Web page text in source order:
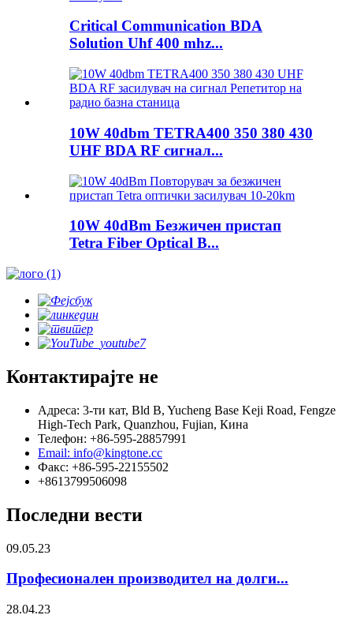
Critical Communication BDA
Solution Uhf 400 mhz...
10W 40dbm TETRA400 350 380 430
UHF BDA RF сигнал...
10W 40dBm Безжичен пристап
Tetra Fiber Optical B...
Контактирајте не
Адреса: 3-ти кат, Bld B, Yucheng Base Keji Road, Fengze
High-Tech Park, Quanzhou, Fujian, Кина
Телефон: +86-595-28857991
Email: info@kingtone.cc
Факс: +86-595-22155502
+8613799506098
Последни вести
09.05.23
Професионален производител на долги...
28.04.23